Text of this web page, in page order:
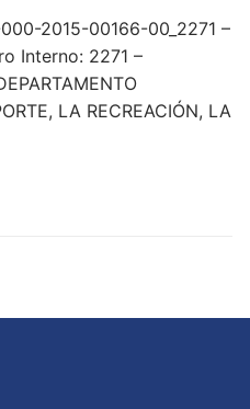
2015-00166-00_2271 –
Interno: 2271 –
LA RECREACIÓN, LA